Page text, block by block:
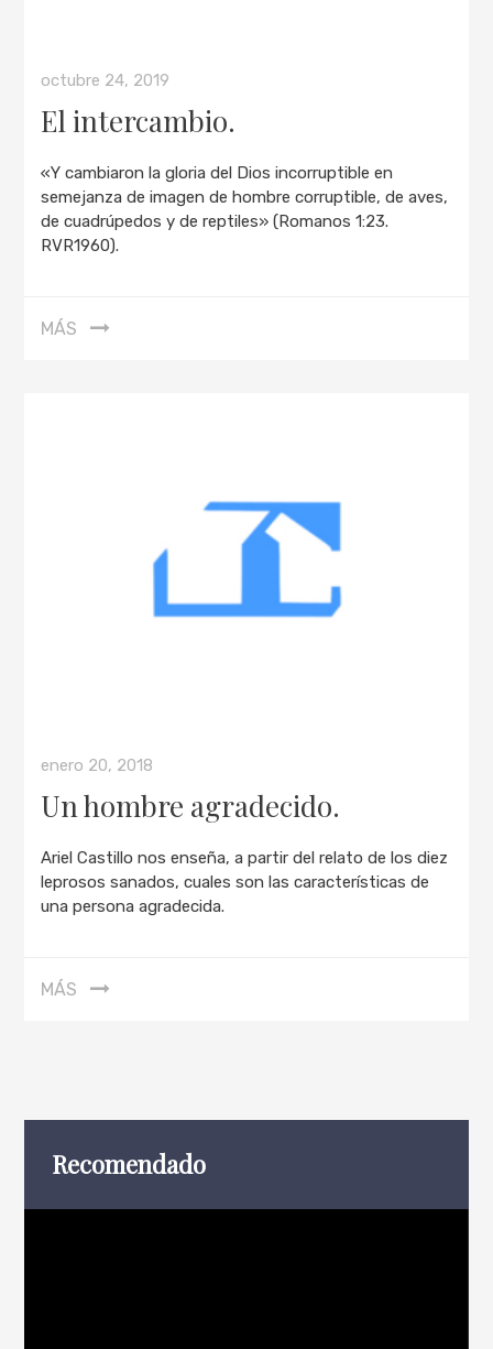
octubre 24, 2019
El intercambio.
«Y cambiaron la gloria del Dios incorruptible en
semejanza de imagen de hombre corruptible, de aves,
de cuadrúpedos y de reptiles» (Romanos 1:23.
RVR1960).
MÁS
enero 20, 2018
Un hombre agradecido.
Ariel Castillo nos enseña, a partir del relato de los diez
leprosos sanados, cuales son las características de
una persona agradecida.
MÁS
Recomendado